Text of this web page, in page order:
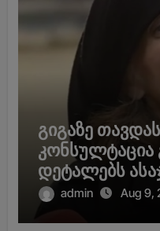
გიგაზე
კონსულტაცია
დეტალებს
მოკლული
admin Aug 9,